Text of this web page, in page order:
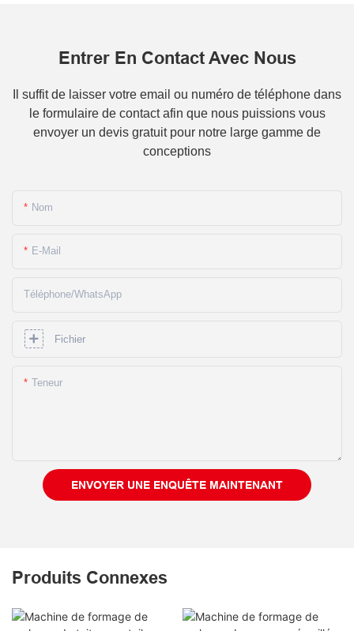
Entrer En Contact Avec Nous
Il suffit de laisser votre email ou numéro de téléphone dans
le formulaire de contact afin que nous puissions vous
envoyer un devis gratuit pour notre large gamme de
conceptions
Nom
E-Mail
Téléphone/WhatsApp
Fichier
Teneur
ENVOYER UNE ENQUÊTE MAINTENANT
Produits Connexes